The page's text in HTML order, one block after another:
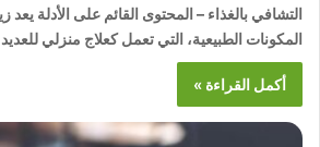
التشافي بالغذاء – المحتوى القائم على الأدلة
المكونات الطبيعية، التي تعمل كعلاج منزلي
أكمل القراءة »